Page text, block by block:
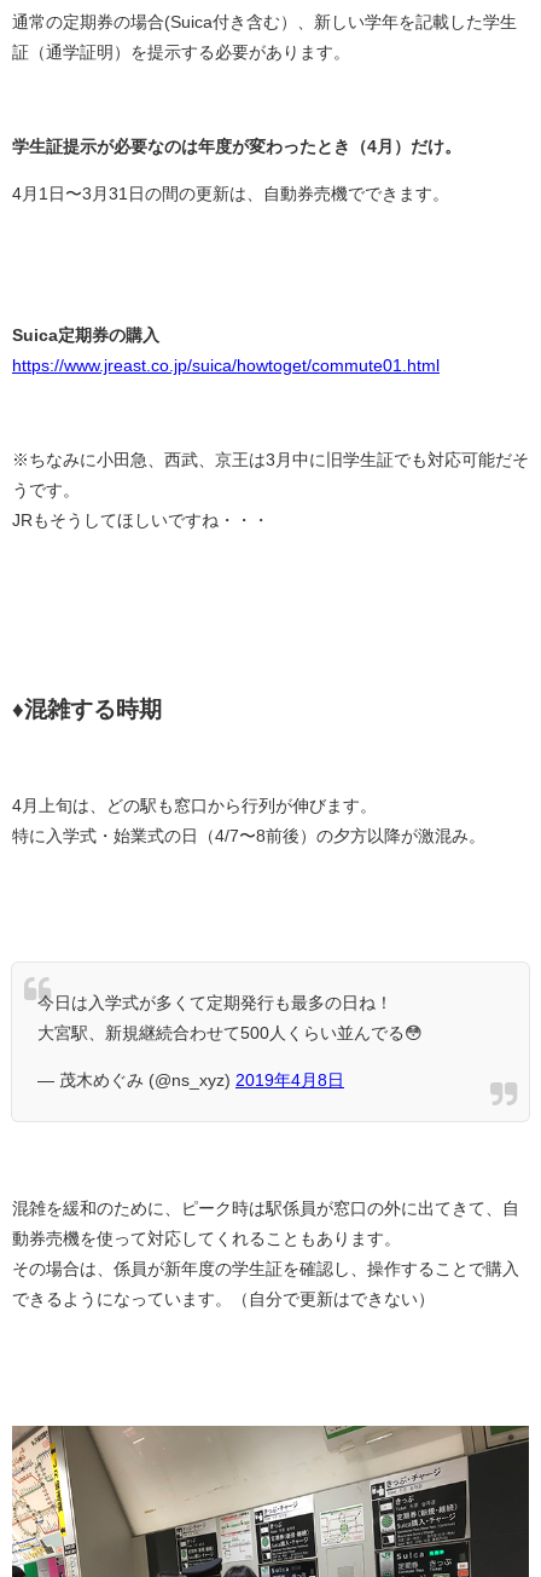
通常の定期券の場合(Suica付き含む）、新しい学年を記載した学生
証（通学証明）を提示する必要があります。
学生証提示が必要なのは年度が変わったとき（4月）だけ。
4月1日〜3月31日の間の更新は、自動券売機でできます。
Suica定期券の購入
https://www.jreast.co.jp/suica/howtoget/commute01.html
※ちなみに小田急、西武、京王は3月中に旧学生証でも対応可能だそ
うです。
JRもそうしてほしいですね・・・
♦混雑する時期
4月上旬は、どの駅も窓口から行列が伸びます。
特に入学式・始業式の日（4/7〜8前後）の夕方以降が激混み。
今日は入学式が多くて定期発行も最多の日ね！
大宮駅、新規継続合わせて500人くらい並んでる😳
— 茂木めぐみ (@ns_xyz) 2019年4月8日
混雑を緩和のために、ピーク時は駅係員が窓口の外に出てきて、自
動券売機を使って対応してくれることもあります。
その場合は、係員が新年度の学生証を確認し、操作することで購入
できるようになっています。（自分で更新はできない）